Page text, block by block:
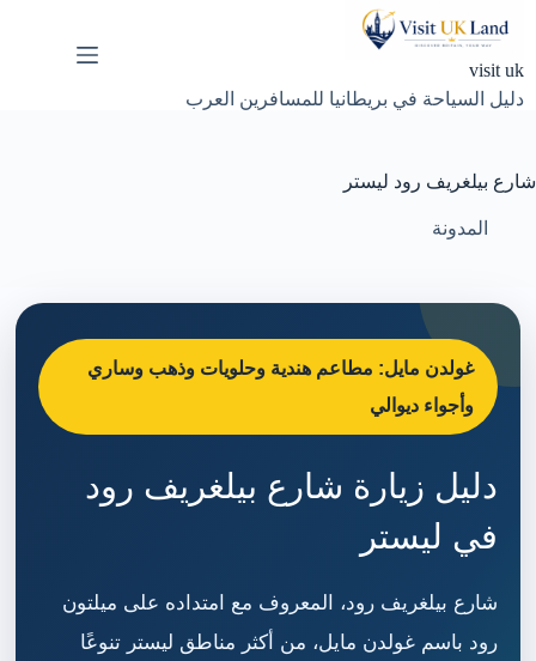
visit uk
دليل السياحة في بريطانيا للمسافرين العرب
شارع بيلغريف رود ليستر
المدونة
غولدن مايل: مطاعم هندية وحلويات وذهب وساري
وأجواء ديوالي
دليل زيارة شارع بيلغريف رود
في ليستر
شارع بيلغريف رود، المعروف مع امتداده على ميلتون
رود باسم غولدن مايل، من أكثر مناطق ليستر تنوعًا